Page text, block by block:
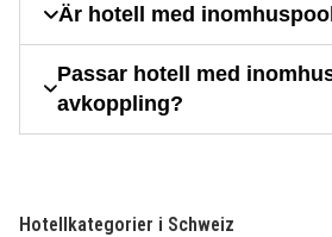
Är hotell med
Passar hotell med
avkoppling?
Hotellkategorier i Schweiz